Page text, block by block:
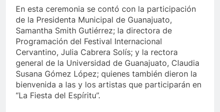
En esta ceremonia se contó con la participación
de la Presidenta Municipal de Guanajuato,
Samantha Smith Gutiérrez; la directora de
Programación del Festival Internacional
Cervantino, Julia Cabrera Solís; y la rectora
general de la Universidad de Guanajuato, Claudia
Susana Gómez López; quienes también dieron la
bienvenida a las y los artistas que participarán en
“La Fiesta del Espíritu”.